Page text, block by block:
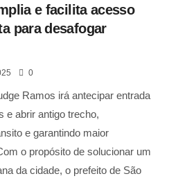
e facilita acesso
para desafogar
0
Ramos irá antecipar entrada
e abrir antigo trecho,
e garantindo maior
o propósito de solucionar um
da cidade, o prefeito de São